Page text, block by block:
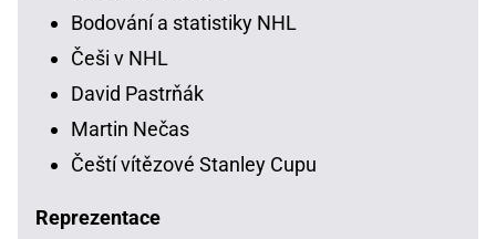
Bodování a statistiky NHL
Češi v NHL
David Pastrňák
Martin Nečas
Čeští vítězové Stanley Cupu
Reprezentace